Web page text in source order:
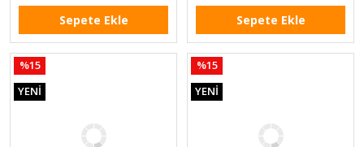
Sepete Ekle Sepete Ekle
%15
YENİ
%15
YENİ